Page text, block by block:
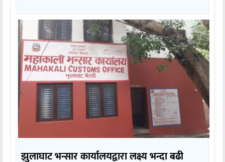
झुलाघाट भन्सार कार्यालयद्वारा लक्ष्य भन्दा बढी